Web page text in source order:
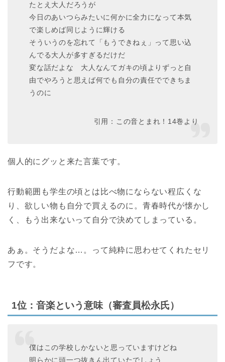
たとえ大人だろうが
今日のあいつらみたいに何かに全力になって本気
で楽しめば同じように輝ける
そういうのを忘れて「もうできねぇ」って思い込
んでる大人が多すぎるだけだ
変な話だよな 大人なんてガキの頃よりずっと自
由でやろうと思えば何でも自分の責任でできちま
うのに
引用：この音とまれ！14巻より
個人的にグッと来た言葉です。
行動範囲も学生の頃とは比べ物にならない程広くな
り、欲しい物も自分で買えるのに。青春時代が懐かし
く、もう出来ないって自分で決めてしまっている。
あぁ。そうだよな…。って純粋に思わせてくれたセリ
フです。
1位：音楽という意味（審査員松永氏）
僕はこの学校しかないと思っていますけどね
明らかに頭一つ抜きん出ていたでしょう